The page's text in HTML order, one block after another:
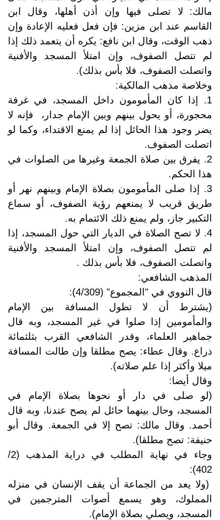
مالك: لا تصلى فيها وإن أذن أهلها، وقال ابن
القاسم عند ابن مزين: فإن فعل فعليه الإعادة وإن
ذهب الوقت، وقال ابن نافع: يكره أن يتعمد ذلك إذا
لم تتصل الصفوف، وإن امتلأ المسجد والأفنية
واتصلت الصفوف، فلا بأس بذلك).
وخلاصة مذهب المالكية:
1. إذا كان المأمومون داخل المسجد، في غرفة
محجورة، أو يحول بينهم وبين الإمام جدار، فإنه لا
يضر وجود هذا الحائل إذا لم يمنع الاقتداء، وكما لو
اتصلت الصفوف.
2. يفرق بين صلاة الجمعة وغيرها من الصلوات في
هذا الحكم.
3. إذا صلى المأمومون بصلاة الإمام وبينهم نهر أو
طريق قريب لا يمنعهم رؤية الصفوف، أو سماع
التكبير جاز، ولم يمنع ذلك الائتمام به.
4. لا تصح الصلاة في الديار التي حول المسجد، إذا
لم تتصل الصفوف، وإن امتلأ المسجد والأفنية
واتصلت الصفوف، فلا بأس بذلك .
المذهب الشافعي:
قال النووي في "المجموع" (4/309):
(يشترط أن لا تطول المسافة بين الإمام
والمأمومين إذا صلوا في غير المسجد، وبه قال
جماهير العلماء، وقدر الشافعي القرب بثلثمائة
ذراع. وقال عطاء: يصح مطلقا وإن طالت المسافة
ميلا وأكثر إذا علم صلاته).
وقال أيضا:
(لو صلى في دار أو نحوها بصلاة الإمام في
المسجد، وحال بينهما حائل لم يصح عندنا، وبه قال
أحمد. وقال مالك: تصح إلا في الجمعة. وقال أبو
حنيفة: تصح مطلقا).
وجاء في نهاية المطلب في دراية المذهب (2/
402):
(ولا يعد من الجماعة أن يقف الإنسان في منزله
المملوك، وهو يسمع أصوات المترجمين في
المسجد، ويصلي بصلاة الإمام).